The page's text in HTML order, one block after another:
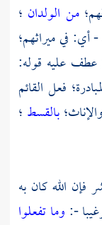
من الولدان ؛
أي: في ميراثهم؛
عليه قوله:
فعل القائم
بالقسط ؛
فإن الله كان به
-: وما تفعلوا